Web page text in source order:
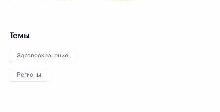
Темы
Здравоохранение
Регионы